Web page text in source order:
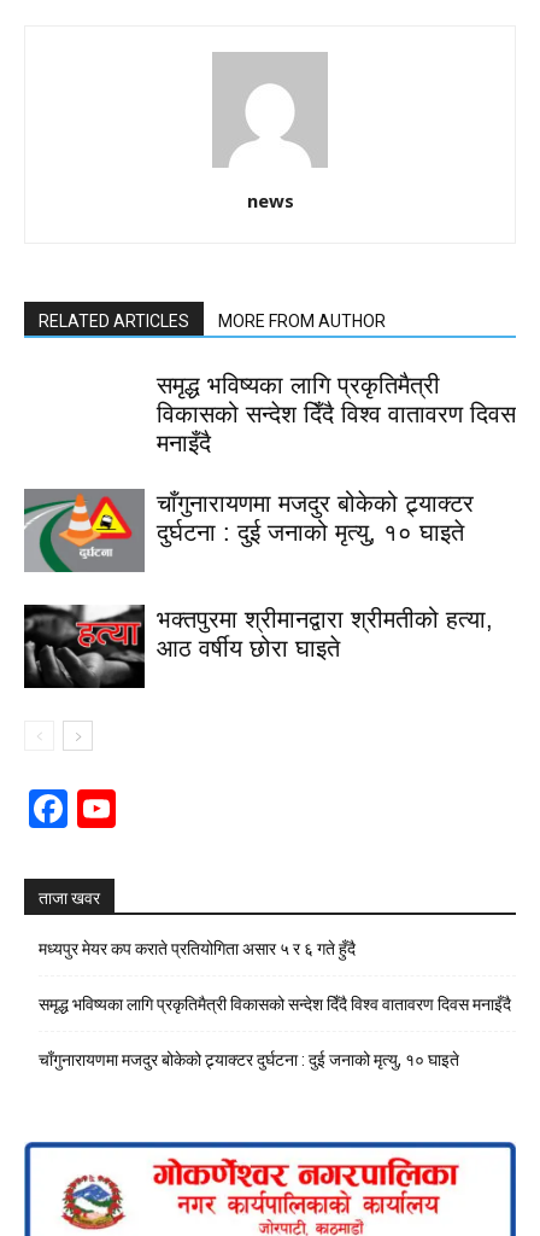
news
RELATED ARTICLES MORE FROM AUTHOR
समृद्ध भविष्यका लागि प्रकृतिमैत्री
विकासको सन्देश दिँदै विश्व वातावरण दिवस
मनाइँदै
चाँगुनारायणमा मजदुर बोकेको ट्र्याक्टर
दुर्घटना : दुई जनाको मृत्यु, १० घाइते
भक्तपुरमा श्रीमानद्वारा श्रीमतीको हत्या,
आठ वर्षीय छोरा घाइते
Facebook
ताजा खवर
मध्यपुर मेयर कप कराते प्रतियोगिता असार ५ र ६ गते हुँदै
समृद्ध भविष्यका लागि प्रकृतिमैत्री विकासको सन्देश दिँदै विश्व वातावरण दिवस मनाइँदै
चाँगुनारायणमा मजदुर बोकेको ट्र्याक्टर दुर्घटना : दुई जनाको मृत्यु, १० घाइते